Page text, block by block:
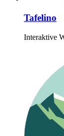
Tafelino
Interaktive